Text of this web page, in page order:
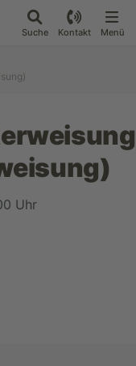
Suche Kontakt Menü
Uhr